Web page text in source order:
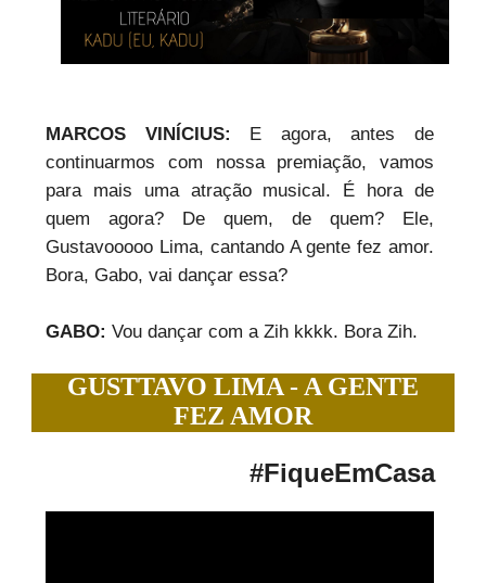
MARCOS VINÍCIUS: E agora, antes de
continuarmos com nossa premiação, vamos
para mais uma atração musical. É hora de
quem agora? De quem, de quem? Ele,
Gustavooooo Lima, cantando A gente fez amor.
Bora, Gabo, vai dançar essa?
GABO: Vou dançar com a Zih kkkk. Bora Zih.
GUSTTAVO LIMA - A GENTE
FEZ AMOR
#FiqueEmCasa